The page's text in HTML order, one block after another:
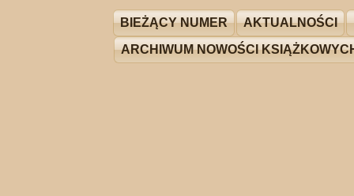
BIEŻĄCY NUMER AKTUALNOŚCI
ARCHIWUM NOWOŚCI